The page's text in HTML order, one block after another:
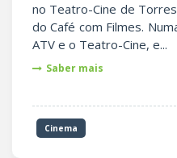
no Teatro-Cine de
do Café com Filmes.
ATV e o Teatro-Cine, e...
Saber mais
Cinema